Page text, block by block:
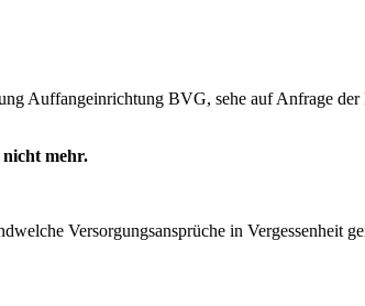
Auffangeinrichtung BVG, sehe auf Anfrage der
nicht mehr.
Versorgungsansprüche in Vergessenheit